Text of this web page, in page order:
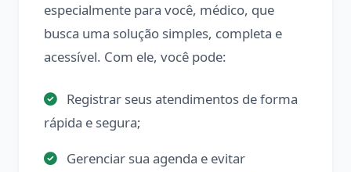
especialmente para você, médico, que
busca uma solução simples, completa e
acessível. Com ele, você pode:
Registrar seus atendimentos de forma
rápida e segura;
Gerenciar sua agenda e evitar